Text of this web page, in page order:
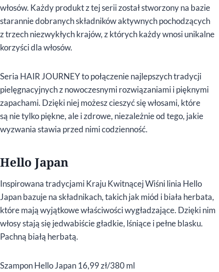
włosów. Każdy produkt z tej serii został stworzony na bazie
starannie dobranych składników aktywnych pochodzących
z trzech niezwykłych krajów, z których każdy wnosi unikalne
korzyści dla włosów.
Seria HAIR JOURNEY to połączenie najlepszych tradycji
pielęgnacyjnych z nowoczesnymi rozwiązaniami i pięknymi
zapachami. Dzięki niej możesz cieszyć się włosami, które
są nie tylko piękne, ale i zdrowe, niezależnie od tego, jakie
wyzwania stawia przed nimi codzienność.
Hello Japan
Inspirowana tradycjami Kraju Kwitnącej Wiśni linia Hello
Japan bazuje na składnikach, takich jak miód i biała herbata,
które mają wyjątkowe właściwości wygładzające. Dzięki nim
włosy stają się jedwabiście gładkie, lśniące i pełne blasku.
Pachną białą herbatą.
Szampon Hello Japan 16,99 zł/380 ml